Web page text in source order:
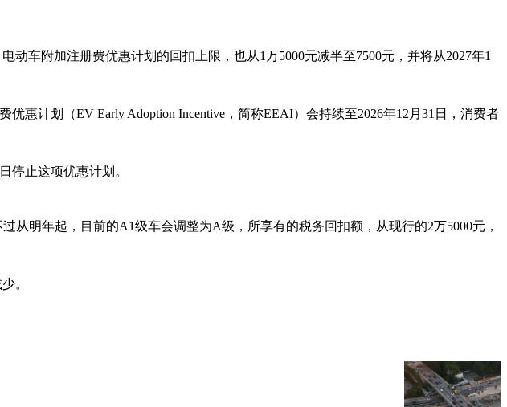
车附加注册费优惠计划的回扣上限，也从1万5000元减半至7500元，并将从2027年1
惠计划（EV Early Adoption Incentive，简称EEAI）会持续至2026年12月31日，消费者
停止这项优惠计划。
从明年起，目前的A1级车会调整为A级，所享有的税务回扣额，从现行的2万5000元，
减少。